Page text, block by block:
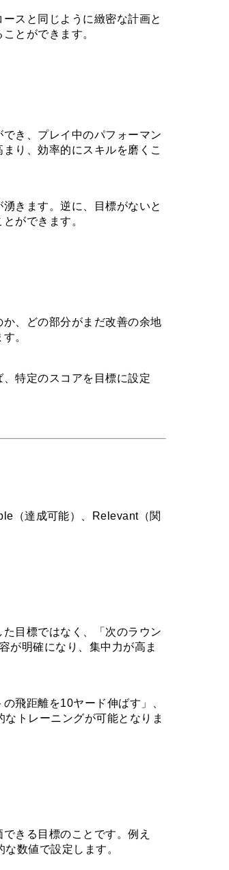
スと同じように緻密な計画と
とができます。
き、プレイ中のパフォーマン
り、効率的にスキルを磨くこ
きます。逆に、目標がないと
ができます。
、どの部分がまだ改善の余地
。
特定のスコアを目標に設定
（達成可能）、Relevant（関
目標ではなく、「次のラウン
が明確になり、集中力が高ま
飛距離を10ヤード伸ばす」、
トレーニングが可能となりま
きる目標のことです。例え
数値で設定します。